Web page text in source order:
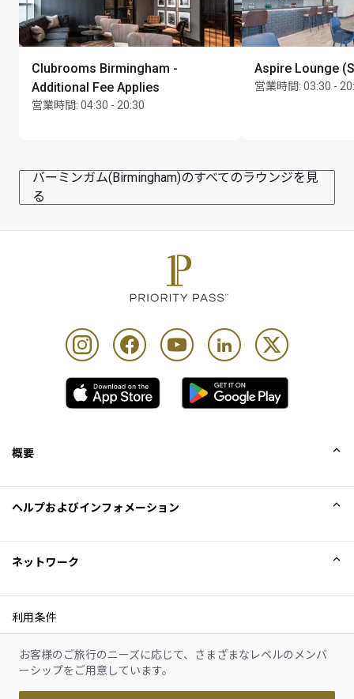
お客様のご旅行のニーズに応じて、さまざまなレベルのメンバ
ーシップをご用意しています。
Clubrooms Birmingham -
Additional Fee Applies
営業時間: 04:30 - 20:30
Aspire Lounge
営業時間: 03:30 -
バーミンガム(Birmingham)のすべてのラウンジを見
る
概要
Excellence Awards
ブログ
ヘルプおよびインフォメーション
ネットワーク
利用条件
Cookieに関する通知
プライバシーポリシー